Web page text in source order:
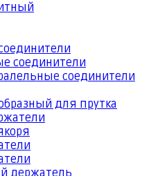
соединители
соединители
для прутка
держатель